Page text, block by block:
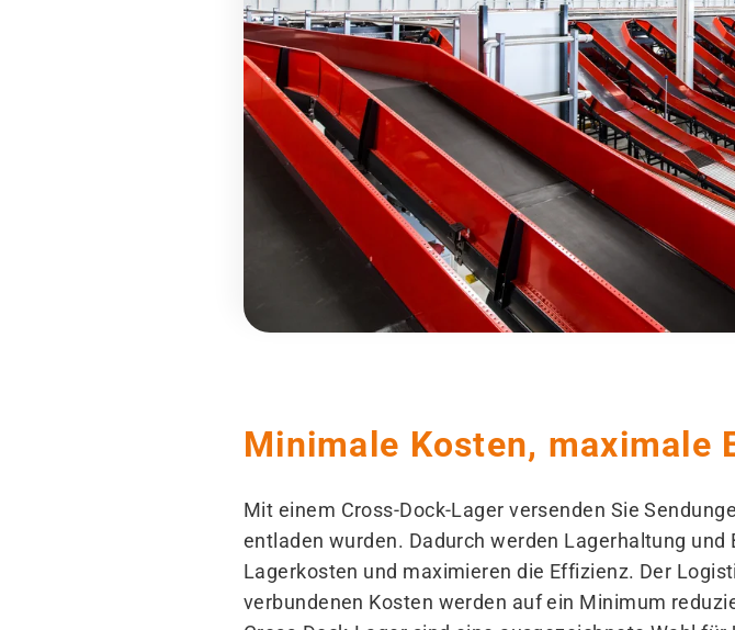
Minimale Kosten, maximale
Mit einem Cross-Dock-Lager versenden Sie
entladen wurden. Dadurch werden Lagerhaltung
Lagerkosten und maximieren die Effizienz. Der
verbundenen Kosten werden auf ein Minimum